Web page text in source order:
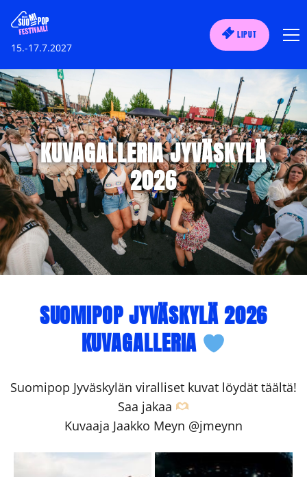
15.-17.7.2027
LIPUT
KUVAGALLERIA JYVÄSKYLÄ
2026
SUOMIPOP JYVÄSKYLÄ 2026
KUVAGALLERIA
Suomipop Jyväskylän viralliset kuvat löydät täältä!
Saa jakaa
Kuvaaja Jaakko Meyn @jmeynn